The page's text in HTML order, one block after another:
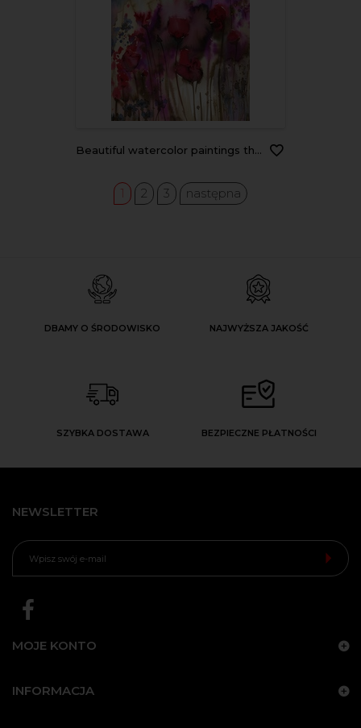
Beautiful watercolor paintings that bring flowers to wages, poppies
1 2 3 następna
DBAMY O ŚRODOWISKO NAJWYŻSZA JAKOŚĆ
SZYBKA DOSTAWA BEZPIECZNE PŁATNOŚCI
NEWSLETTER
MOJE KONTO
INFORMACJA